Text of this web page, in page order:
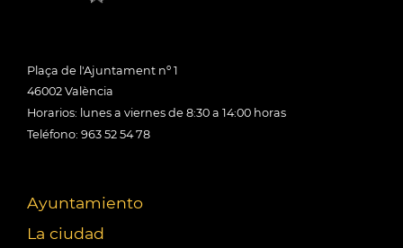
Plaça de l'Ajuntament nº 1
46002 València
Horarios: lunes a viernes de 8:30 a 14:00 horas
Teléfono: 963 52 54 78
Ayuntamiento
La ciudad